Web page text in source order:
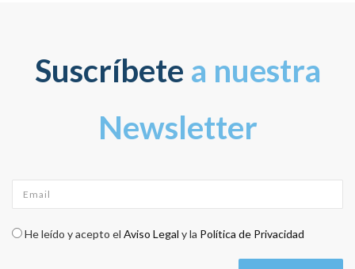
Suscríbete a nuestra
Newsletter
Check legal*
He leído y acepto el Aviso Legal y la Política de Privacidad